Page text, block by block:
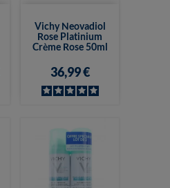
Vichy Neovadiol
Rose Platinium
Crème Rose 50ml
36,99 €